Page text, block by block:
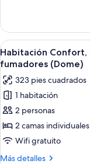
para
no
fumadores
(Imperial)
Abrir
todas
las
fotos
de
Habitación
Confort,
2
camas
1
Habitación Confort,
fumadores (Dome)
323 pies cuadrados
1 habitación
2 personas
2 camas individuales
Wifi gratuito
Más detalles
Más